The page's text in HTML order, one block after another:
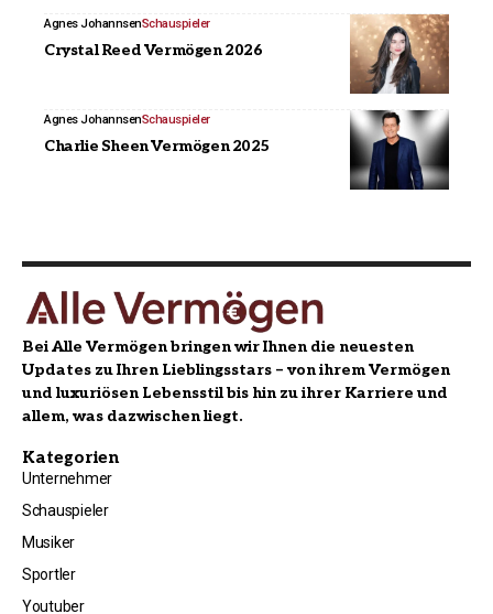
Agnes JohannsenSchauspieler
Crystal Reed Vermögen 2026
Agnes JohannsenSchauspieler
Charlie Sheen Vermögen 2025
Bei Alle Vermögen bringen wir Ihnen die neuesten
Updates zu Ihren Lieblingsstars – von ihrem Vermögen
und luxuriösen Lebensstil bis hin zu ihrer Karriere und
allem, was dazwischen liegt.
Kategorien
Unternehmer
Schauspieler
Musiker
Sportler
Youtuber